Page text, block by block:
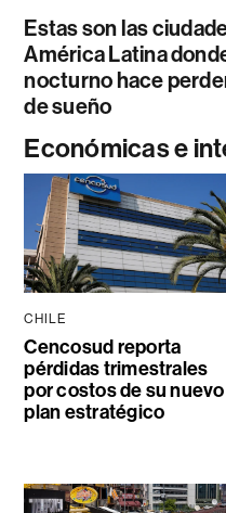
Estas son las
América Latina
nocturno hace
de sueño
Económicas e
CHILE
Cencosud reporta
pérdidas trimestrales
por costos de su nuevo
plan estratégico